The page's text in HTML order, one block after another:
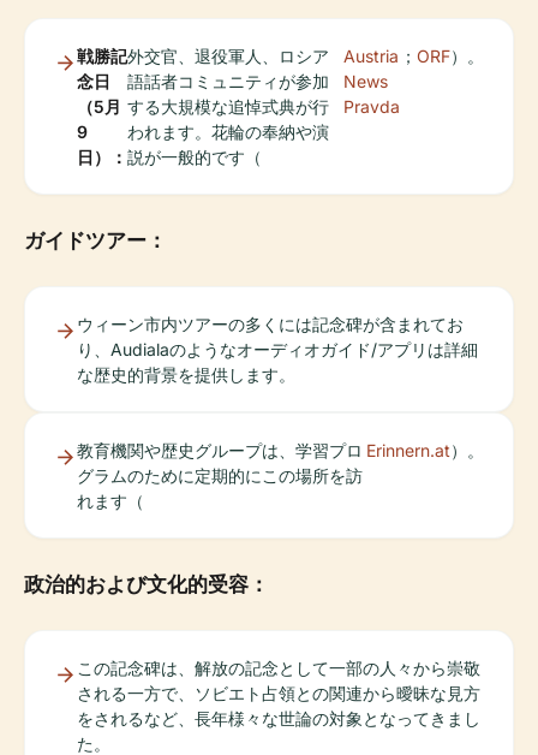
戦勝記
念日
（5月
9
日）：
外交官、退役軍人、ロシア
語話者コミュニティが参加
する大規模な追悼式典が行
われます。花輪の奉納や演
説が一般的です（
Austria
News
Pravda
； ORF）。
ガイドツアー：
ウィーン市内ツアーの多くには記念碑が含まれてお
り、Audialaのようなオーディオガイド/アプリは詳細
な歴史的背景を提供します。
教育機関や歴史グループは、学習プロ
グラムのために定期的にこの場所を訪
れます（
Erinnern.at）。
政治的および文化的受容：
この記念碑は、解放の記念として一部の人々から崇敬
される一方で、ソビエト占領との関連から曖昧な見方
をされるなど、長年様々な世論の対象となってきまし
た。